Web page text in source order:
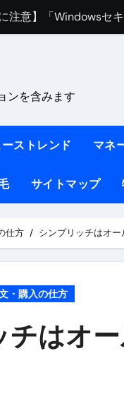
に注意】「Windowsセ
生!!【更年期ダイエッ
える】本当に痩せる
2週間で3.5kg痩せた方
説】食べたら痩せる
ト迷子必見】38歳人
エットルーティン】
リーレン』の学び｜
ル業者の無料回収・無
ンを含みます
ストレンド マネ
サイトマップ
仕方 シンプリッチはオ
・購入の仕方
チはオ